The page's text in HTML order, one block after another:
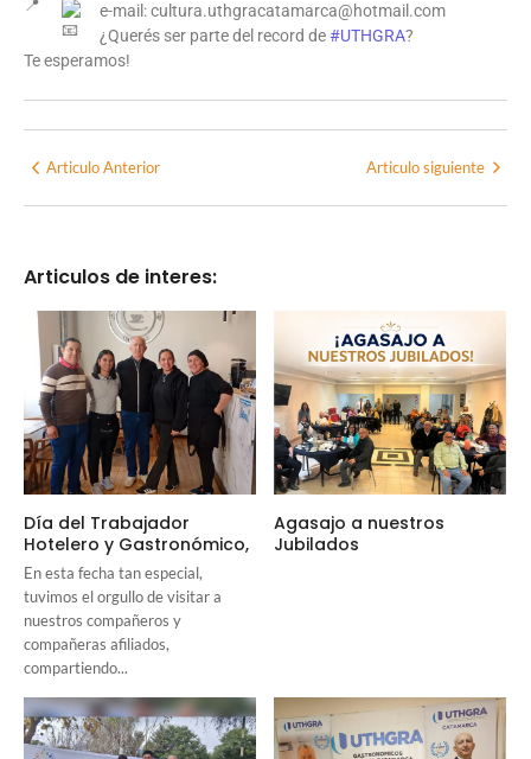
e-mail: cultura.uthgracatamarca@hotmail.com
¿Querés ser parte del record de#UTHGRA?
Te esperamos!
Articulo Anterior Articulo siguiente
Articulos de interes:
Día del Trabajador
Hotelero y Gastronómico,
En esta fecha tan especial,
tuvimos el orgullo de visitar a
nuestros compañeros y
compañeras afiliados,
compartiendo...
Agasajo a nuestros
Jubilados